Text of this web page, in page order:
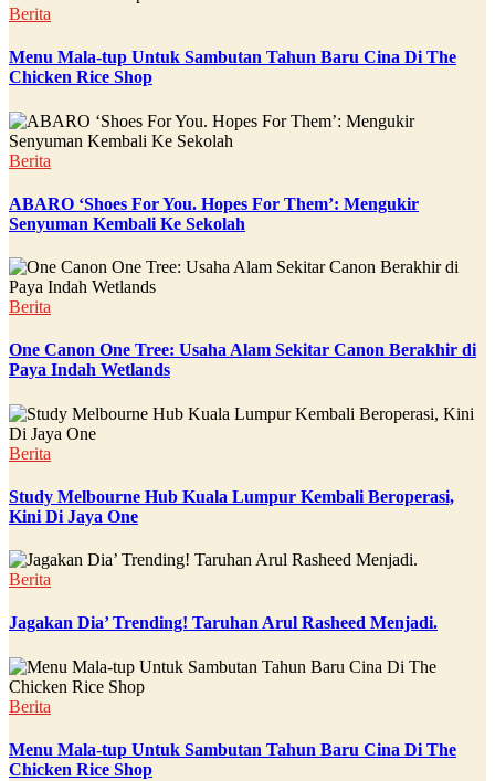
Berita
Menu Mala-tup Untuk Sambutan Tahun Baru Cina Di The
Chicken Rice Shop
Berita
ABARO ‘Shoes For You. Hopes For Them’: Mengukir
Senyuman Kembali Ke Sekolah
Berita
One Canon One Tree: Usaha Alam Sekitar Canon Berakhir di
Paya Indah Wetlands
Berita
Study Melbourne Hub Kuala Lumpur Kembali Beroperasi,
Kini Di Jaya One
Berita
Jagakan Dia’ Trending! Taruhan Arul Rasheed Menjadi.
Berita
Menu Mala-tup Untuk Sambutan Tahun Baru Cina Di The
Chicken Rice Shop